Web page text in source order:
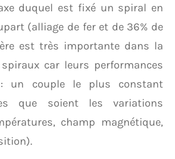
duquel est fixé un spiral en
(alliage de fer et de 36% de
est très importante dans la
car leurs performances
: un couple le plus constant
que soient les variations
champ magnétique,